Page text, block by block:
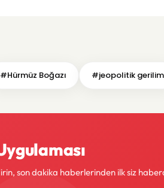
#Hürmüz Boğazı #jeopolitik gerilim
son dakika haberlerinden ilk siz